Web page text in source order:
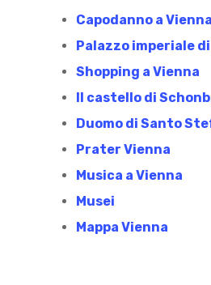
Capodanno a Vienna
Palazzo imperiale
Shopping a Vienna
Il castello di
Duomo di Santo
Prater Vienna
Musica a Vienna
Musei
Mappa Vienna